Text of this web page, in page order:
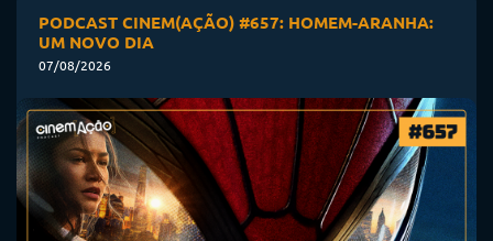
PODCAST CINEM(AÇÃO) #657: HOMEM-ARANHA:
UM NOVO DIA
07/08/2026